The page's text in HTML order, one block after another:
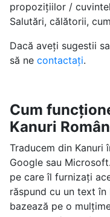
propozițiilor /
Salutări, călătorii,
Dacă aveți sugestii
să ne contactați.
Cum
Kanuri
Traducem din Kanuri
Google sau
pe care îl furnizați
răspund cu un text în
bazează pe o